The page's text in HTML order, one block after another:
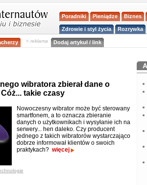
Poradniki Pieniądze Biznes
Zdrowie i styl życia Rozrywka
< reklama Dodaj artykuł / link
wibratora zbierał dane o
takie czasy
Nowoczesny wibrator może być sterowany
smartfonem, a to oznacza zbieranie
danych o użytkownikach i wysyłanie ich na
serwery... hen daleko. Czy producent
jednego z takich wibratorów wystarczająco
dobrze informował klientów o swoich
praktykach? więcej